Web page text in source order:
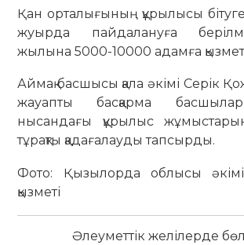
Қан орталығының құрылысы
жуырда пайдалануға
жылына 5000-10000 адамға қызмет
Аймақ басшысы қала әкімі Серік
жауапты басқарма
нысандағы құрылыс
тұрақты қадағалауды тапсырды.
Фото: Қызылорда облысы
қызметі
Әлеуметтік желілерде